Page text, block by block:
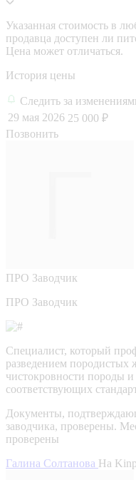
Указанная стоимость в
продавца доступен ли
Цена может отличаться.
История цены
Следить за
29 мая 2026 25 000 ₽
Позвонить
ПРО Заводчик
ПРО Заводчик
Специалист, который
разведением
чистокровности породы
соответствующих
Документы,
заводчика, проверены.
проверены
Галина Солтанова На